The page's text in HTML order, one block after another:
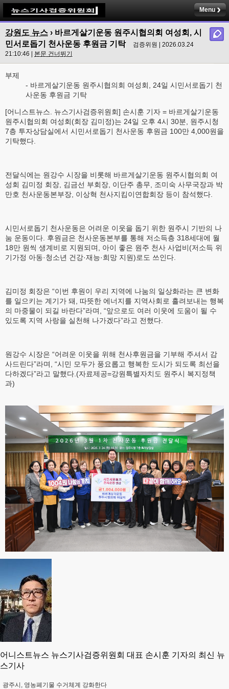
Menu
강원도 뉴스 › 바르게살기운동 원주시협의회 여성회, 시
민서로돕기 천사운동 후원금 기탁
검증위원 | 2026.03.24
21:10:46 | 본문 건너뛰기
부제
- 바르게살기운동 원주시협의회 여성회, 24일 시민서로돕기 천
사운동 후원금 기탁
[어니스트뉴스. 뉴스기사검증위원회] 손시훈 기자 = 바르게살기운동
원주시협의회 여성회(회장 김미정)는 24일 오후 4시 30분, 원주시청
7층 투자상담실에서 시민서로돕기 천사운동 후원금 100만 4,000원을
기탁했다.
전달식에는 원강수 시장을 비롯해 바르게살기운동 원주시협의회 여
성회 김미정 회장, 김금선 부회장, 이단주 총무, 조미숙 사무국장과 박
만호 천사운동본부장, 이상혁 천사지킴이연합회장 등이 참석했다.
시민서로돕기 천사운동은 어려운 이웃을 돕기 위한 원주시 기반의 나
눔 운동이다. 후원금은 천사운동본부를 통해 저소득층 318세대에 월
18만 원씩 생계비로 지원되며, 아이 좋은 원주 천사 사업비(저소득 위
기가정 아동·청소년 건강·재능·희망 지원)로도 쓰인다.
김미정 회장은 “이번 후원이 우리 지역에 나눔의 일상화라는 큰 변화
를 일으키는 계기가 돼, 따뜻한 에너지를 지역사회로 흘려보내는 행복
의 마중물이 되길 바란다”라며, “앞으로도 여러 이웃에 도움이 될 수
있도록 지역 사랑을 실천해 나가겠다”라고 전했다.
원강수 시장은 “어려운 이웃을 위해 천사후원금을 기부해 주셔서 감
사드린다”라며, “시민 모두가 풍요롭고 행복한 도시가 되도록 최선을
다하겠다”라고 말했다.(자료제공=강원특별자치도 원주시 복지정책
과)
어니스트뉴스 뉴스기사검증위원회 대표 손시훈 기자의 최신 뉴
스기사
광주시, 영농폐기물 수거체계 강화한다